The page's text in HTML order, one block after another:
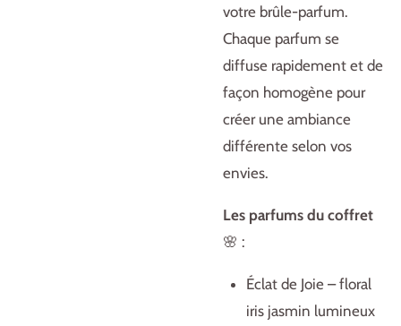
votre brûle-parfum.
Chaque parfum se
diffuse rapidement et de
façon homogène pour
créer une ambiance
différente selon vos
envies.
Les parfums du coffret
🌸 :
Éclat de Joie – floral
iris jasmin lumineux